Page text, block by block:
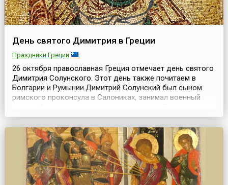
День святого Димитрия в Греции
Праздники Греции
26 октября православная Греция отмечает день святого
Димитрия Солунского. Этот день также почитаем в
Болгарии и Румынии.Димитрий Солунский был сыном
римского проконсула в Салониках, занимал военный
которого входило защищать город от набегов
«варваров» и притеснять христиан. Но так как родители
Димитрия были тайными христианами, военачальник сам